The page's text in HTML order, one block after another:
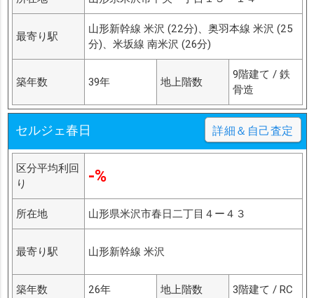
最寄り駅
山形新幹線 米沢 (22分)、奥羽本線 米沢 (25
分)、米坂線 南米沢 (26分)
築年数 39年 地上階数
9階建て / 鉄
骨造
セルジェ春日 詳細＆自己査定
区分平均利回
り
-%
所在地 山形県米沢市春日二丁目４ー４３
最寄り駅 山形新幹線 米沢
築年数 26年 地上階数 3階建て / RC